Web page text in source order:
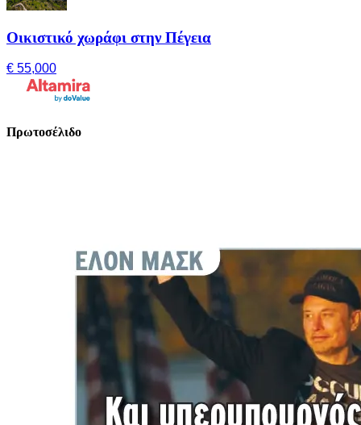
Οικιστικό χωράφι στην Πέγεια
€ 55,000
Πρωτοσέλιδο